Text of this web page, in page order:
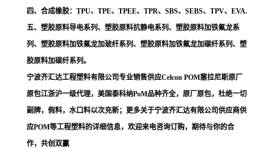
四、合成橡胶：TPU、TPE、TPEE、TPR、SBS、SEBS、TPV、EVA.
五、塑胶原料导电系列、塑胶原料抗静电系列、塑胶原料加铁氟龙系
列、塑胶原料加铁氟龙加玻纤系列、塑胶原料加铁氟龙加碳纤系列、塑
胶原料加碳纤系列。
宁波齐汇达工程塑料有限公司专业销售供应Celcon POM塞拉尼斯原厂
原包江浙沪一级代理，美国泰科纳PoM品种齐全，原厂原包，杜绝一切
副牌，假料，水口料以次充新；更多关于宁波齐汇达有限公司供应商供
应POM等工程塑料的详细信息，欢迎来电咨询订购，期待与你的合
作，共创双赢